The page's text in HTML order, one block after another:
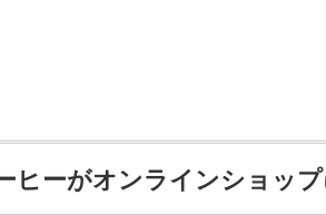
ーがオンラインショップ